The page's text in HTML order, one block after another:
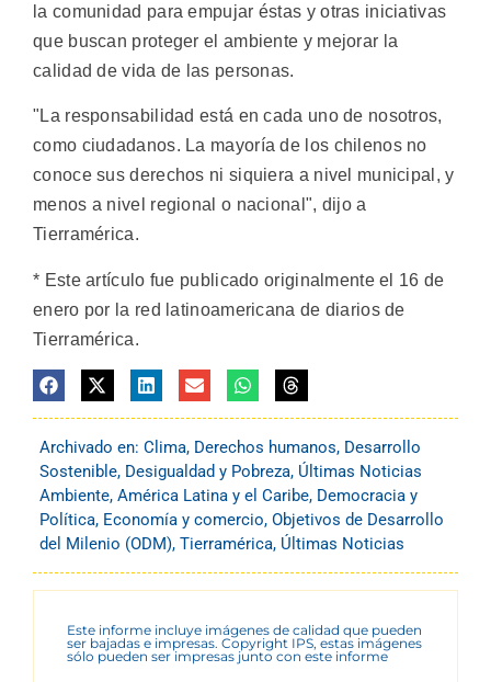
la comunidad para empujar éstas y otras iniciativas
que buscan proteger el ambiente y mejorar la
calidad de vida de las personas.
"La responsabilidad está en cada uno de nosotros,
como ciudadanos. La mayoría de los chilenos no
conoce sus derechos ni siquiera a nivel municipal, y
menos a nivel regional o nacional", dijo a
Tierramérica.
* Este artículo fue publicado originalmente el 16 de
enero por la red latinoamericana de diarios de
Tierramérica.
Archivado en: Clima, Derechos humanos, Desarrollo
Sostenible, Desigualdad y Pobreza, Últimas Noticias
Ambiente, América Latina y el Caribe, Democracia y
Política, Economía y comercio, Objetivos de Desarrollo
del Milenio (ODM), Tierramérica, Últimas Noticias
Este informe incluye imágenes de calidad que pueden
ser bajadas e impresas. Copyright IPS, estas imágenes
sólo pueden ser impresas junto con este informe